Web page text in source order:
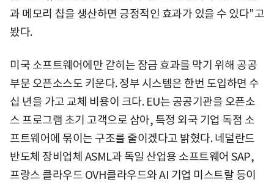
과 메모리 칩을 생산하면 긍정적인 효과가 있을 수 있다"고
봤다.
미국 소프트웨어에만 갇히는 잠금 효과를 막기 위해 공공
부문 오픈소스도 키운다. 정부 시스템은 한번 도입하면 수
십 년을 가고 교체 비용이 크다. EU는 공공기관을 오픈소
스 프로그램 초기 고객으로 삼아, 특정 외국 기업 독점 소
프트웨어에 묶이는 구조를 줄이겠다고 밝혔다. 네덜란드
반도체 장비업체 ASML과 독일 산업용 소프트웨어 SAP,
프랑스 클라우드 OVH클라우드와 AI 기업 미스트랄 등이